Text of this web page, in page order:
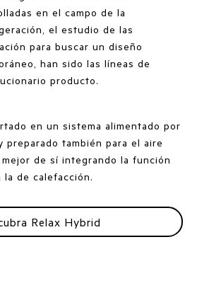
en el campo de la
el estudio de las
para buscar un diseño
han sido las líneas de
producto.
en un sistema alimentado por
preparado también para el aire
de sí integrando la función
de calefacción.
Relax Hybrid